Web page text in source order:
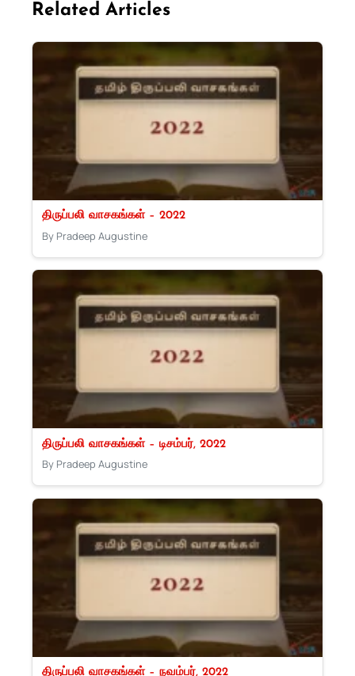
Related Articles
திருப்பலி வாசகங்கள் – 2022
By Pradeep Augustine
திருப்பலி வாசகங்கள் – டிசம்பர், 2022
By Pradeep Augustine
திருப்பலி வாசகங்கள் – நவம்பர், 2022